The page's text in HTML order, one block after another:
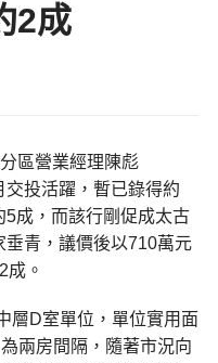
2成
區營業經理陳彪
交投活躍，暫已錄得約
成，而該行剛促成太古
青，議價後以710萬元
成。
層D室單位，單位實用面
兩房間隔，隨著市況向